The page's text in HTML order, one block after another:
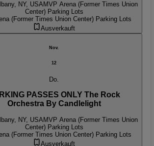
NY, USAMVP Arena (Former Times Union
Center) Parking Lots
(Former Times Union Center) Parking Lots
Ausverkauft
Nov.
12
Do.
PASSES ONLY The Rock
Orchestra By Candlelight
NY, USA MVP Arena (Former Times Union
Center) Parking Lots
(Former Times Union Center) Parking Lots
Ausverkauft